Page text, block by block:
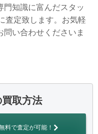
知識に富んだスタッ
査定致します。お気軽
問い合わせくださいま
買取方法
料で査定が可能！